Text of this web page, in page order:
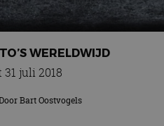
WERELDWIJD
juli 2018
Bart Oostvogels